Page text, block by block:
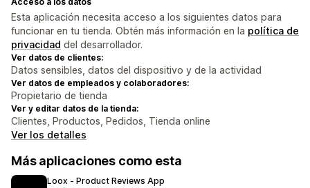
Esta aplicación necesita acceso a los siguientes datos para
funcionar en tu tienda. Obtén más información en la política de
privacidad del desarrollador.
Ver datos de clientes:
Datos sensibles, datos del dispositivo y de la actividad
Ver datos de empleados y colaboradores:
Propietario de tienda
Ver y editar datos de la tienda:
Clientes, Productos, Pedidos, Tienda online
Ver los detalles
Más aplicaciones como esta
Loox ‑ Product Reviews App